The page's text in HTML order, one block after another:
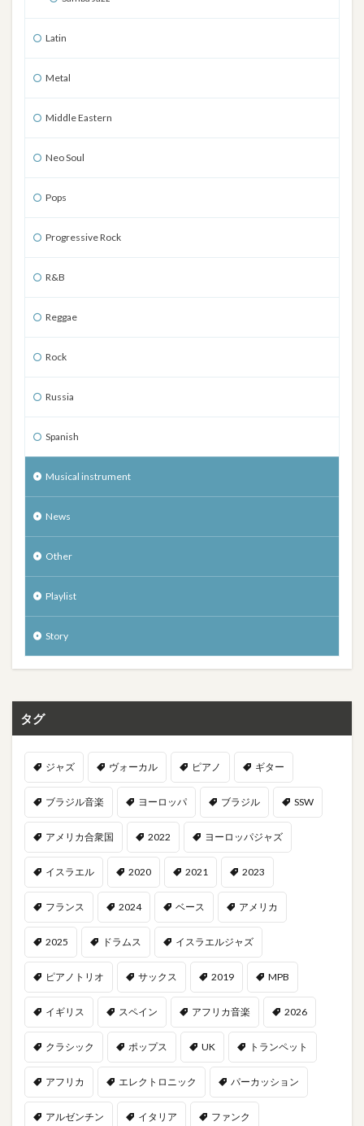
Latin
Metal
Middle Eastern
Neo Soul
Pops
Progressive Rock
R&B
Reggae
Rock
Russia
Spanish
Musical instrument
News
Other
Playlist
Story
タグ
ジャズ ヴォーカル ピアノ ギター
ブラジル音楽 ヨーロッパ ブラジル SSW
アメリカ合衆国 2022 ヨーロッパジャズ
イスラエル 2020 2021 2023
フランス 2024 ベース アメリカ
2025 ドラムス イスラエルジャズ
ピアノトリオ サックス 2019 MPB
イギリス スペイン アフリカ音楽 2026
クラシック ポップス UK トランペット
アフリカ エレクトロニック パーカッション
アルゼンチン イタリア ファンク